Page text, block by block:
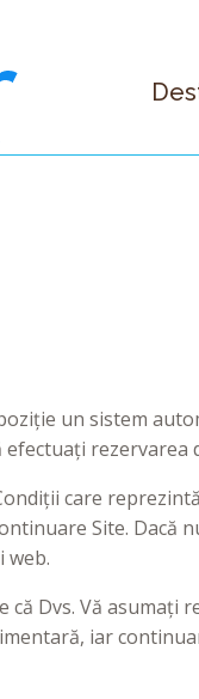
un sistem
rezervarea
care
Site. Dacă
web.
Dvs. Vă
iar